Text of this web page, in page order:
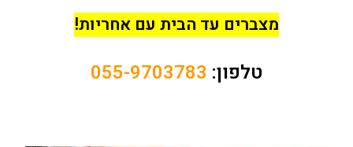
מצברים עד הבית עם אחריות!
טלפון: 055-9703783